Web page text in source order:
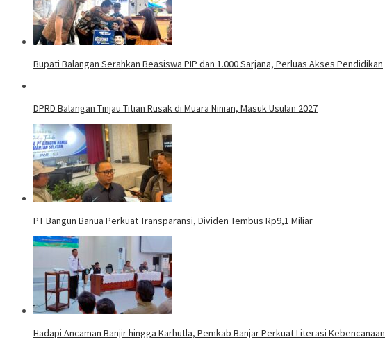
Bupati Balangan Serahkan Beasiswa PIP dan 1.000 Sarjana, Perluas Akses Pendidikan
DPRD Balangan Tinjau Titian Rusak di Muara Ninian, Masuk Usulan 2027
PT Bangun Banua Perkuat Transparansi, Dividen Tembus Rp9,1 Miliar
Hadapi Ancaman Banjir hingga Karhutla, Pemkab Banjar Perkuat Literasi Kebencanaan